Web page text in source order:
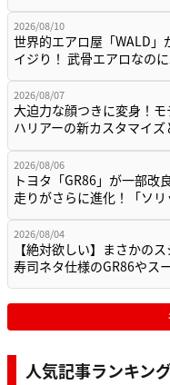
2026/08/10
世界的エアロ屋「WALD」
イジり！ 武骨エアロなの
2026/08/07
大迫力な顔つきに変身！
ハリアーの新カスタマイズ
2026/08/06
トヨタ「GR86」が一部改
走りがさらに進化！「ソ
2026/08/04
【絶対欲しい】まさかの
寿司ネタ仕様のGR86やス
人気記事ランキン